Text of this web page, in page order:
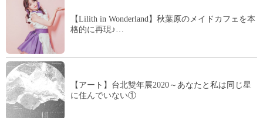
【Lilith in Wonderland】秋葉原のメイドカフェを本
格的に再現♪…
【アート】台北雙年展2020～あなたと私は同じ星
に住んでいない①